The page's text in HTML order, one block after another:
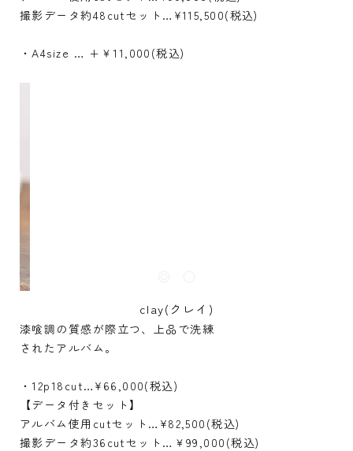
撮影データ約48cutセット…¥115,500(税込)
・A4size … +￥11,000(税込)
clay(クレイ)
漆喰調の質感が際立つ、上品で洗練
されたアルバム。
・12p18cut…¥66,000(税込)
【データ付きセット】
アルバム使用cutセット…¥82,500(税込)
撮影データ約36cutセット…￥99,000(税込)